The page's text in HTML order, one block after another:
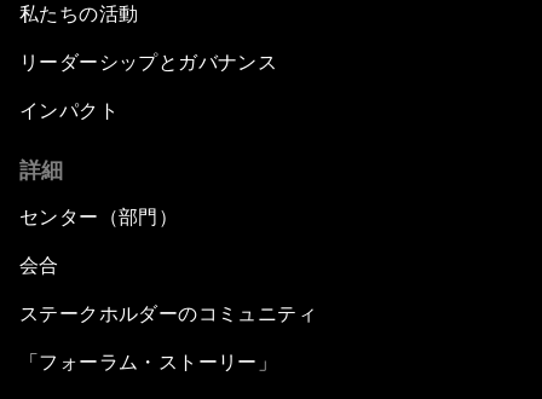
私たちの活動
リーダーシップとガバナンス
インパクト
詳細
センター（部門）
会合
ステークホルダーのコミュニティ
「フォーラム・ストーリー」